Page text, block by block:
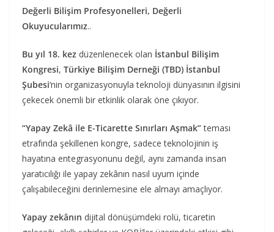
Değerli Bilişim Profesyonelleri, Değerli
Okuyucularımız..
Bu yıl 18. kez düzenlenecek olan İstanbul Bilişim
Kongresi, Türkiye Bilişim Derneği (TBD) İstanbul
Şubesi‘nin organizasyonuyla teknoloji dünyasının ilgisini
çekecek önemli bir etkinlik olarak öne çıkıyor.
“Yapay Zekâ ile E-Ticarette Sınırları Aşmak”teması
etrafında şekillenen kongre, sadece teknolojinin iş
hayatına entegrasyonunu değil, aynı zamanda insan
yaratıcılığı ile yapay zekânın nasıl uyum içinde
çalışabileceğini derinlemesine ele almayı amaçlıyor.
Yapay zekânın dijital dönüşümdeki rolü, ticaretin